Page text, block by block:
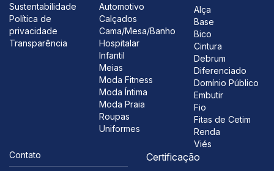
Sustentabilidade
Política de
privacidade
Transparência
Automotivo
Calçados
Cama/Mesa/Banho
Hospitalar
Infantil
Meias
Moda Fitness
Moda Íntima
Moda Praia
Roupas
Uniformes
Alça
Base
Bico
Cintura
Debrum
Diferenciado
Domínio Público
Embutir
Fio
Fitas de Cetim
Renda
Viés
Contato
Certificação